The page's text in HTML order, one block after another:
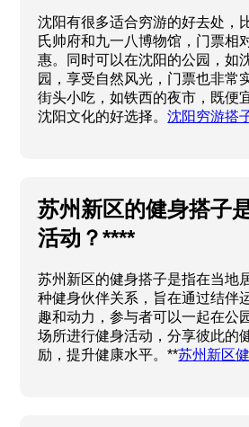
沈阳有很多适合穷游的好去处，
氏帅府和九一八博物馆，门票相
惠。同时可以在沈阳的公园，如
园，享受自然风光，门票也非常
街头小吃，如铁西的夜市，既便
沈阳文化的好选择。沈阳穷游搭
苏州新区的健身搭子
活动？****
苏州新区的健身搭子是指在当地
种健身伙伴关系，旨在通过结伴
趣和动力，参与者可以一起在公
场所进行健身活动，分享彼此的
励，提升健康水平。**苏州新区